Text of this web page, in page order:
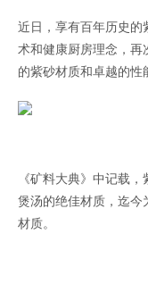
近日，享有百年历史
术和健康厨房理念，
的紫砂材质和卓越的性
《矿料大典》中记载
煲汤的绝佳材质，迄
材质。